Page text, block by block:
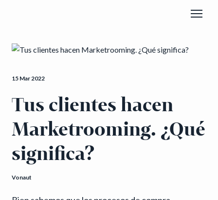
15 Mar 2022
Tus clientes hacen
Marketrooming. ¿Qué
significa?
Vonaut